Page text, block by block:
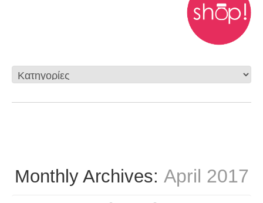
Monthly Archives: April 2017